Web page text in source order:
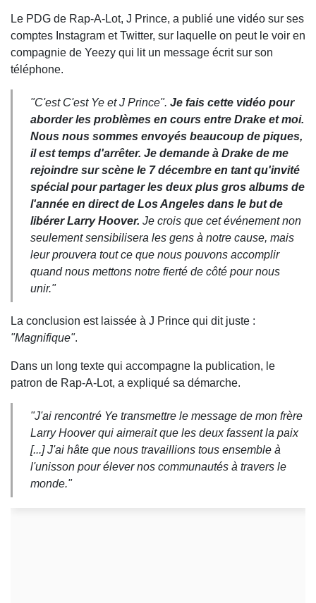
Le PDG de Rap-A-Lot, J Prince, a publié une vidéo sur ses
comptes Instagram et Twitter, sur laquelle on peut le voir en
compagnie de Yeezy qui lit un message écrit sur son
téléphone.
"C'est C'est Ye et J Prince". Je fais cette vidéo pour
aborder les problèmes en cours entre Drake et moi.
Nous nous sommes envoyés beaucoup de piques,
il est temps d'arrêter. Je demande à Drake de me
rejoindre sur scène le 7 décembre en tant qu'invité
spécial pour partager les deux plus gros albums de
l'année en direct de Los Angeles dans le but de
libérer Larry Hoover. Je crois que cet événement non
seulement sensibilisera les gens à notre cause, mais
leur prouvera tout ce que nous pouvons accomplir
quand nous mettons notre fierté de côté pour nous
unir."
La conclusion est laissée à J Prince qui dit juste :
"Magnifique".
Dans un long texte qui accompagne la publication, le
patron de Rap-A-Lot, a expliqué sa démarche.
"J'ai rencontré Ye transmettre le message de mon frère
Larry Hoover qui aimerait que les deux fassent la paix
[...] J'ai hâte que nous travaillions tous ensemble à
l'unisson pour élever nos communautés à travers le
monde."